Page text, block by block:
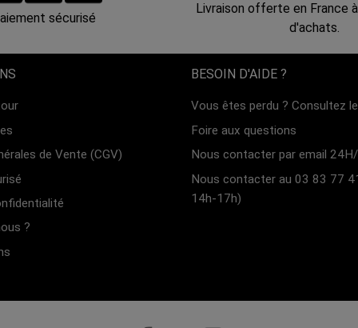
sécurisé
Livraison offerte en France
d'achats.
de Vente (CGV)
?
BESOIN D'AIDE ?
Vous êtes perdu ? Consultez
Foire aux questions
Nous contacter par email
Nous contacter au 03 83 77
14h-17h)